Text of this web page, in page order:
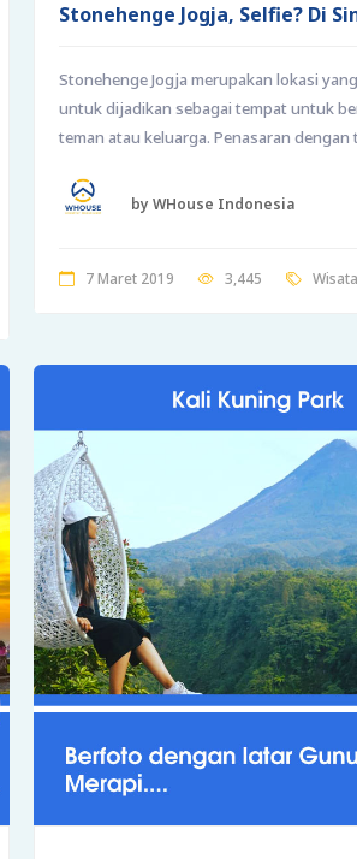
Stonehenge Jogja, Selfie? Di
Stonehenge Jogja merupakan lokasi
untuk dijadikan sebagai tempat untuk
teman atau keluarga. Penasaran dengan
by WHouse Indonesia
7 Maret 2019 3,445 Wisata